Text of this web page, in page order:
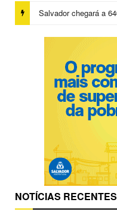
NOTÍCIAS RECENTES